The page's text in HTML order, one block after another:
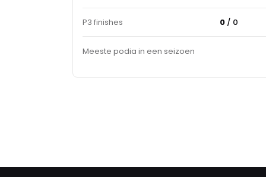
P3 finishes 0 / 0
Meeste podia in een seizoen